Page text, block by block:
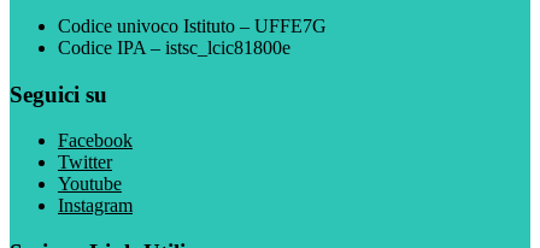
Codice univoco Istituto – UFFE7G
Codice IPA – istsc_lcic81800e
Seguici su
Facebook
Twitter
Youtube
Instagram